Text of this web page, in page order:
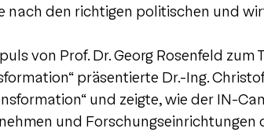
nach den richtigen politischen und
von Prof. Dr. Georg Rosenfeld zum
präsentierte Dr.-Ing.
und zeigte, wie der IN-
und Forschungseinrichtungen